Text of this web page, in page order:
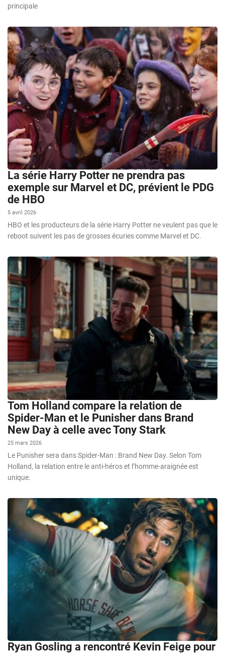
principale
La série Harry Potter ne prendra pas
exemple sur Marvel et DC, prévient le PDG
de HBO
5 avril 2026
HBO et les producteurs de la série Harry Potter ne veulent pas que le
reboot suivent les pas de grosses écuries comme Marvel et DC.
Tom Holland compare la relation de
Spider-Man et le Punisher dans Brand
New Day à celle avec Tony Stark
25 mars 2026
Le Punisher sera dans Spider-Man : Brand New Day. Selon Tom
Holland, la relation entre le anti-héros et l’homme-araignée est
unique.
Ryan Gosling a rencontré Kevin Feige pour